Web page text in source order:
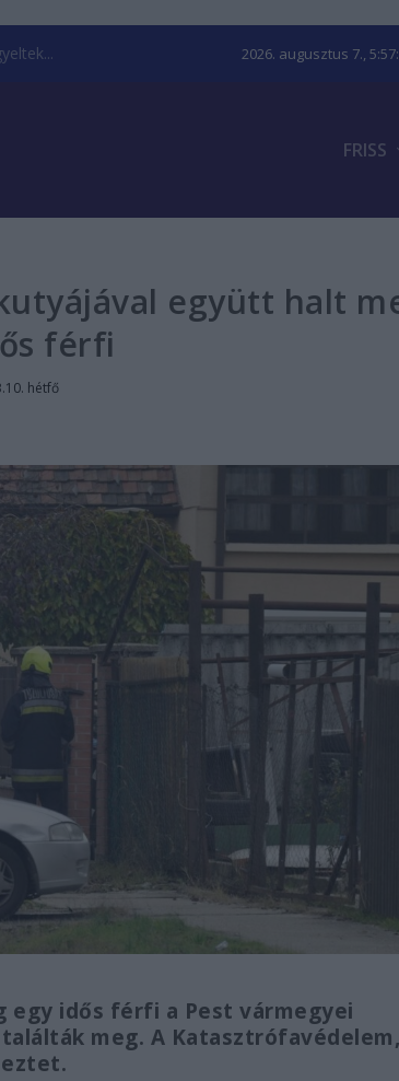
2026. augusztus 7.,
FRISS
együtt halt
férfi
hétfő
egy idős férfi a Pest vármegyei
meg. A